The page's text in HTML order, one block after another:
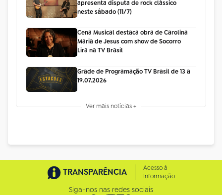
apresenta disputa de rock clássico
neste sábado (11/7)
Cena Musical destaca obra de Carolina
Maria de Jesus com show de Socorro
Lira na TV Brasil
Grade de Programação TV Brasil de 13 a
19.07.2026
Ver mais notícias +
TRANSPARÊNCIA
Acesso à
Informação
Siga-nos nas redes sociais